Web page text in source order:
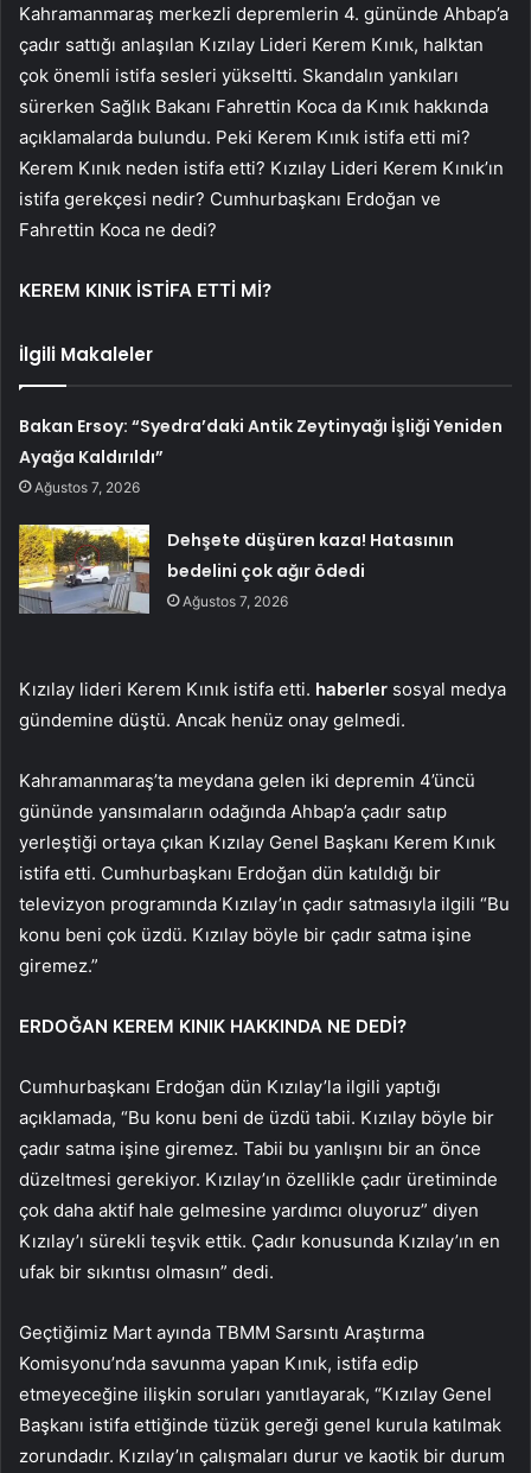
Kahramanmaraş merkezli depremlerin 4. gününde Ahbap’a
çadır sattığı anlaşılan Kızılay Lideri Kerem Kınık, halktan
çok önemli istifa sesleri yükseltti. Skandalın yankıları
sürerken Sağlık Bakanı Fahrettin Koca da Kınık hakkında
açıklamalarda bulundu. Peki Kerem Kınık istifa etti mi?
Kerem Kınık neden istifa etti? Kızılay Lideri Kerem Kınık’ın
istifa gerekçesi nedir? Cumhurbaşkanı Erdoğan ve
Fahrettin Koca ne dedi?
KEREM KINIK İSTİFA ETTİ Mİ?
İlgili Makaleler
Bakan Ersoy: “Syedra’daki Antik Zeytinyağı İşliği Yeniden
Ayağa Kaldırıldı”
Ağustos 7, 2026
Dehşete düşüren kaza! Hatasının
bedelini çok ağır ödedi
Ağustos 7, 2026
Kızılay lideri Kerem Kınık istifa etti. haberler sosyal medya
gündemine düştü. Ancak henüz onay gelmedi.
Kahramanmaraş’ta meydana gelen iki depremin 4’üncü
gününde yansımaların odağında Ahbap’a çadır satıp
yerleştiği ortaya çıkan Kızılay Genel Başkanı Kerem Kınık
istifa etti. Cumhurbaşkanı Erdoğan dün katıldığı bir
televizyon programında Kızılay’ın çadır satmasıyla ilgili “Bu
konu beni çok üzdü. Kızılay böyle bir çadır satma işine
giremez.”
ERDOĞAN KEREM KINIK HAKKINDA NE DEDİ?
Cumhurbaşkanı Erdoğan dün Kızılay’la ilgili yaptığı
açıklamada, “Bu konu beni de üzdü tabii. Kızılay böyle bir
çadır satma işine giremez. Tabii bu yanlışını bir an önce
düzeltmesi gerekiyor. Kızılay’ın özellikle çadır üretiminde
çok daha aktif hale gelmesine yardımcı oluyoruz” diyen
Kızılay’ı sürekli teşvik ettik. Çadır konusunda Kızılay’ın en
ufak bir sıkıntısı olmasın” dedi.
Geçtiğimiz Mart ayında TBMM Sarsıntı Araştırma
Komisyonu’nda savunma yapan Kınık, istifa edip
etmeyeceğine ilişkin soruları yanıtlayarak, “Kızılay Genel
Başkanı istifa ettiğinde tüzük gereği genel kurula katılmak
zorundadır. Kızılay’ın çalışmaları durur ve kaotik bir durum